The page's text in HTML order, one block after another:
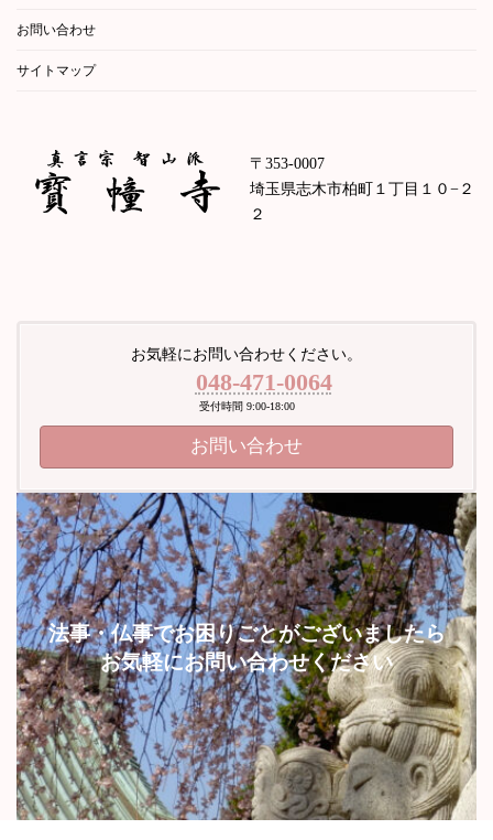
お問い合わせ
サイトマップ
〒353-0007
埼玉県志木市柏町１丁目１０−２
２
お気軽にお問い合わせください。
048-471-0064
受付時間 9:00-18:00
お問い合わせ
法事・仏事でお困りごとがございましたら
お気軽にお問い合わせください